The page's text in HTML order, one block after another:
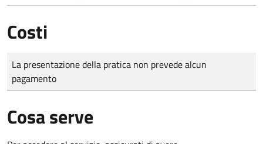
Costi
Tipo di pagamento
Importo
La presentazione della pratica non prevede alcun
pagamento
Cosa serve